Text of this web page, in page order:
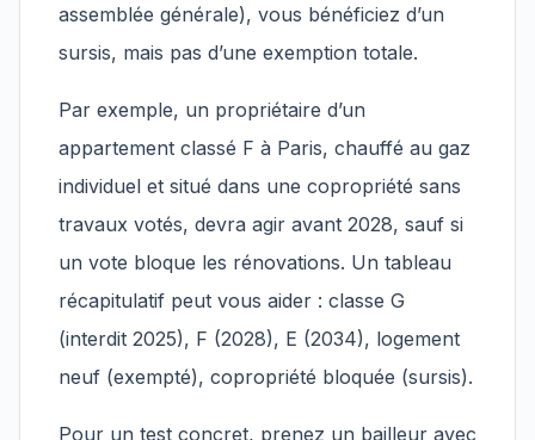
assemblée générale), vous bénéficiez d’un
sursis, mais pas d’une exemption totale.
Par exemple, un propriétaire d’un
appartement classé F à Paris, chauffé au gaz
individuel et situé dans une copropriété sans
travaux votés, devra agir avant 2028, sauf si
un vote bloque les rénovations. Un tableau
récapitulatif peut vous aider : classe G
(interdit 2025), F (2028), E (2034), logement
neuf (exempté), copropriété bloquée (sursis).
Pour un test concret, prenez un bailleur avec